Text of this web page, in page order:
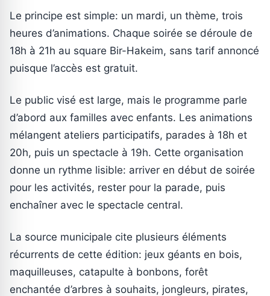
Le principe est simple: un mardi, un thème, trois
heures d’animations. Chaque soirée se déroule de
18h à 21h au square Bir-Hakeim, sans tarif annoncé
puisque l’accès est gratuit.
Le public visé est large, mais le programme parle
d’abord aux familles avec enfants. Les animations
mélangent ateliers participatifs, parades à 18h et
20h, puis un spectacle à 19h. Cette organisation
donne un rythme lisible: arriver en début de soirée
pour les activités, rester pour la parade, puis
enchaîner avec le spectacle central.
La source municipale cite plusieurs éléments
récurrents de cette édition: jeux géants en bois,
maquilleuses, catapulte à bonbons, forêt
enchantée d’arbres à souhaits, jongleurs, pirates,